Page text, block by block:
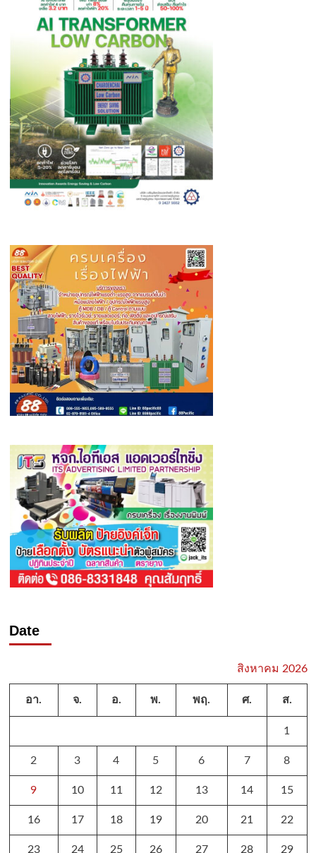
Date
สิงหาคม 2026
อา. จ. อ. พ. พฤ. ศ. ส.
1
2 3 4 5 6 7 8
9 10 11 12 13 14 15
16 17 18 19 20 21 22
23 24 25 26 27 28 29